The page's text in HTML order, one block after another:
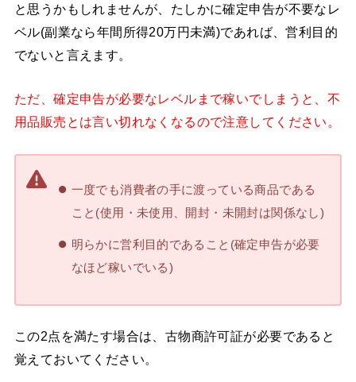
と思うかもしれませんが、たしかに確定申告が不要なレ
ベル(副業なら年間所得20万円未満)であれば、営利目的
でないと言えます。
ただ、確定申告が必要なレベルまで稼いでしまうと、不
用品販売とは言い切れなくなるので注意してください。
一度でも消費者の手に渡っている商品である
こと(使用・未使用、開封・未開封は関係なし)
明らかに営利目的であること(確定申告が必要
なほど稼いでいる)
この2点を満たす場合は、古物商許可証が必要であると
覚えておいてください。